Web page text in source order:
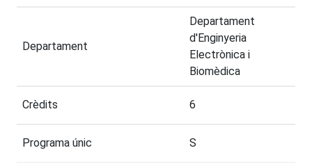
Departament
Departament
d'Enginyeria
Electrònica i
Biomèdica
Crèdits 6
Programa únic S